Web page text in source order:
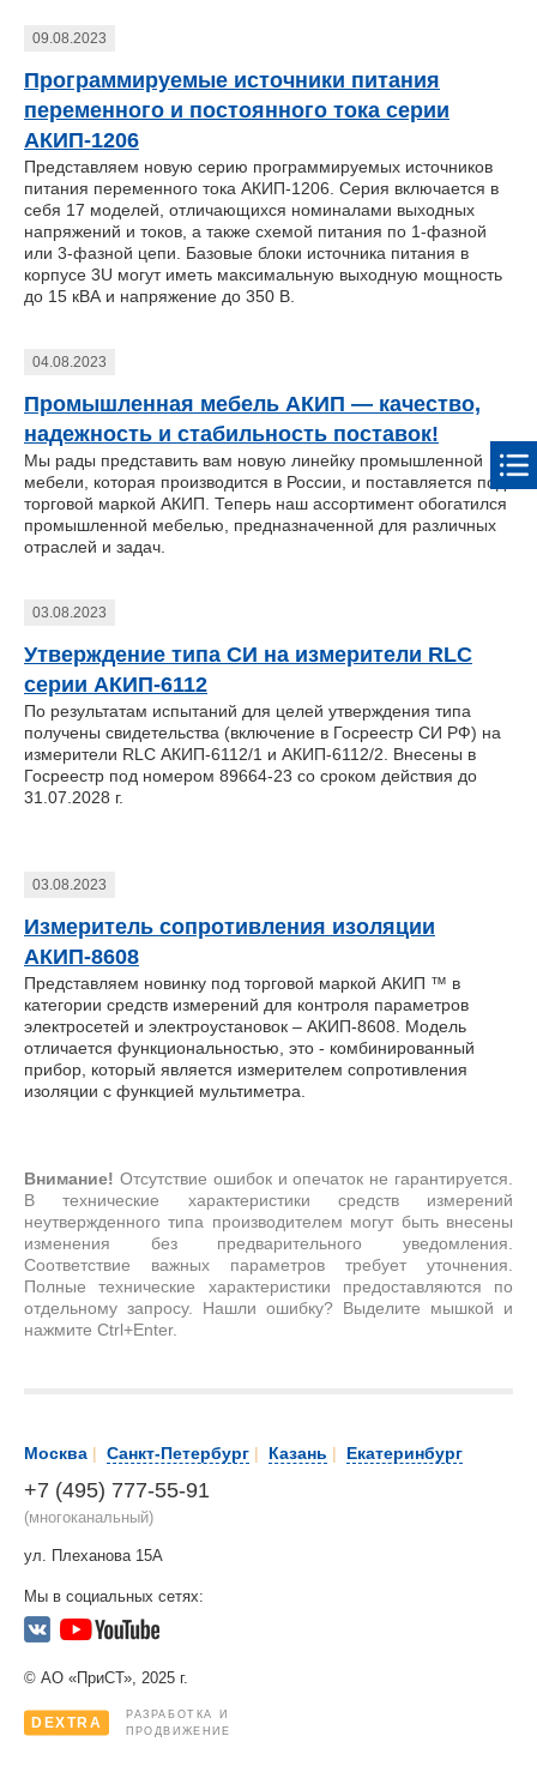
09.08.2023
Программируемые источники питания
переменного и постоянного тока серии
АКИП-1206
Представляем новую серию программируемых источников
питания переменного тока АКИП-1206. Серия включается в
себя 17 моделей, отличающихся номиналами выходных
напряжений и токов, а также схемой питания по 1-фазной
или 3-фазной цепи. Базовые блоки источника питания в
корпусе 3U могут иметь максимальную выходную мощность
до 15 кВА и напряжение до 350 В.
04.08.2023
Промышленная мебель АКИП — качество,
надежность и стабильность поставок!
Мы рады представить вам новую линейку промышленной
мебели, которая производится в России, и поставляется под
торговой маркой АКИП. Теперь наш ассортимент обогатился
промышленной мебелью, предназначенной для различных
отраслей и задач.
03.08.2023
Утверждение типа СИ на измерители RLC
серии АКИП-6112
По результатам испытаний для целей утверждения типа
получены свидетельства (включение в Госреестр СИ РФ) на
измерители RLC АКИП-6112/1 и АКИП-6112/2. Внесены в
Госреестр под номером 89664-23 со сроком действия до
31.07.2028 г.
03.08.2023
Измеритель сопротивления изоляции
АКИП-8608
Представляем новинку под торговой маркой АКИП ™ в
категории средств измерений для контроля параметров
электросетей и электроустановок – АКИП-8608. Модель
отличается функциональностью, это - комбинированный
прибор, который является измерителем сопротивления
изоляции с функцией мультиметра.
Внимание! Отсутствие ошибок и опечаток не гарантируется.
В технические характеристики средств измерений
неутвержденного типа производителем могут быть внесены
изменения без предварительного уведомления.
Соответствие важных параметров требует уточнения.
Полные технические характеристики предоставляются по
отдельному запросу. Нашли ошибку? Выделите мышкой и
нажмите Ctrl+Enter.
Москва | Санкт-Петербург | Казань | Екатеринбург
+7 (495) 777-55-91
(многоканальный)
ул. Плеханова 15А
Мы в социальных сетях:
© АО «ПриСТ», 2025 г.
DEXTRA
РАЗРАБОТКА И
ПРОДВИЖЕНИЕ